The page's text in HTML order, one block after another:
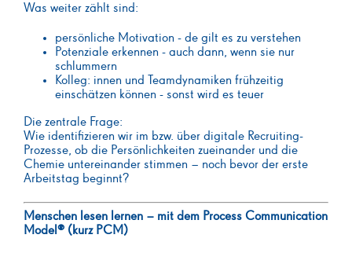
Was weiter zählt sind:
persönliche Motivation - de gilt es zu verstehen
Potenziale erkennen - auch dann, wenn sie nur
schlummern
Kolleg: innen und Teamdynamiken frühzeitig
einschätzen können - sonst wird es teuer
Die zentrale Frage:
Wie identifizieren wir im bzw. über digitale Recruiting-
Prozesse, ob die Persönlichkeiten zueinander und die
Chemie untereinander stimmen – noch bevor der erste
Arbeitstag beginnt?
Menschen lesen lernen – mit dem Process Communication
Model® (kurz PCM)